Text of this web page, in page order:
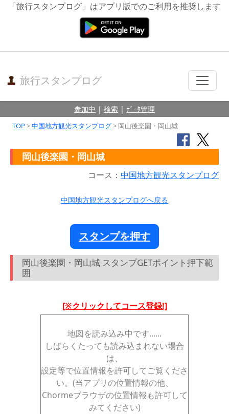
「旅行スタンプログ」はアプリ版でのご利用を推奨します
旅行スタンプログ
参加中 | 検索 | ﾃﾞｰﾀ管理
TOP>中国地方観光スタンプログ> 岡山後楽園・岡山城
岡山後楽園・岡山城
コース： 中国地方観光スタンプログ
中国地方観光スタンプログへ戻る
スタンプを押す
岡山後楽園・岡山城 スタンプGETポイント押下範
囲
[※クリックしてコース登録!]
地図を読み込み中です......
しばらくたっても読み込まれない場合
は、
設定等で位置情報を許可してご覧くださ
い。(当アプリの位置情報の他、
Chormeブラウザの位置情報も許可して
みてください)